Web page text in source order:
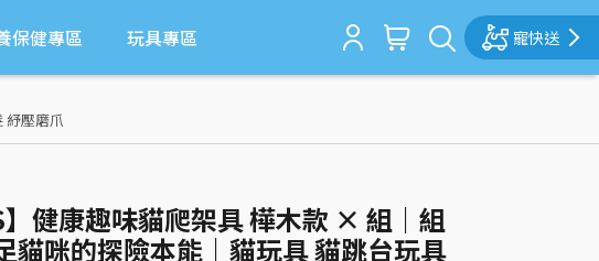
保健專區 玩具專區 寵快送
紓壓磨爪
】健康趣味貓爬架具 樺木款 × 組｜組
貓咪的探險本能｜貓玩具 貓跳台玩具